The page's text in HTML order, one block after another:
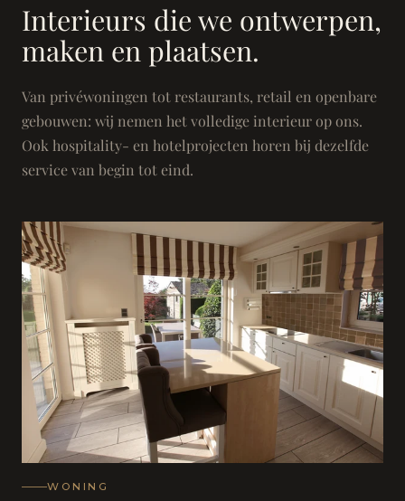
Interieurs die we ontwerpen,
maken en plaatsen.
Van privéwoningen tot restaurants, retail en openbare
gebouwen: wij nemen het volledige interieur op ons.
Ook hospitality- en hotelprojecten horen bij dezelfde
service van begin tot eind.
WONING